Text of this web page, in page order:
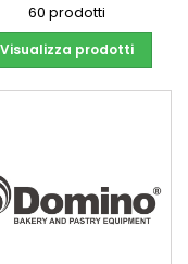
60 prodotti
Visualizza prodotti